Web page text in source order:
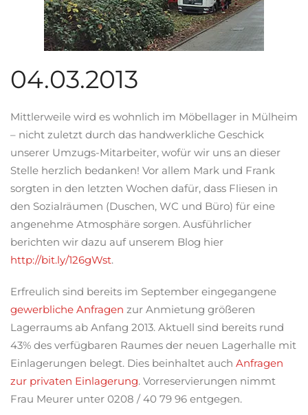
04.03.2013
Mittlerweile wird es wohnlich im Möbellager in Mülheim
– nicht zuletzt durch das handwerkliche Geschick
unserer Umzugs-Mitarbeiter, wofür wir uns an dieser
Stelle herzlich bedanken! Vor allem Mark und Frank
sorgten in den letzten Wochen dafür, dass Fliesen in
den Sozialräumen (Duschen, WC und Büro) für eine
angenehme Atmosphäre sorgen. Ausführlicher
berichten wir dazu auf unserem Blog hier
http://bit.ly/126gWst.
Erfreulich sind bereits im September eingegangene
gewerbliche Anfragen zur Anmietung größeren
Lagerraums ab Anfang 2013. Aktuell sind bereits rund
43% des verfügbaren Raumes der neuen Lagerhalle mit
Einlagerungen belegt. Dies beinhaltet auch Anfragen
zur privaten Einlagerung. Vorreservierungen nimmt
Frau Meurer unter 0208 / 40 79 96 entgegen.